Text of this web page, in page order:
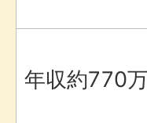
年収約770